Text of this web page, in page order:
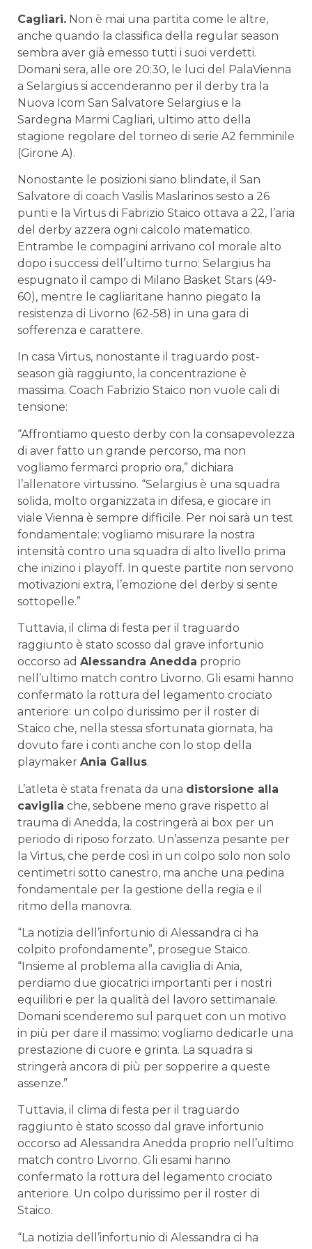
Cagliari. Non è mai una partita come le altre,
anche quando la classifica della regular season
sembra aver già emesso tutti i suoi verdetti.
Domani sera, alle ore 20:30, le luci del PalaVienna
a Selargius si accenderanno per il derby tra la
Nuova Icom San Salvatore Selargius e la
Sardegna Marmi Cagliari, ultimo atto della
stagione regolare del torneo di serie A2 femminile
(Girone A).
Nonostante le posizioni siano blindate, il San
Salvatore di coach Vasilis Maslarinos sesto a 26
punti e la Virtus di Fabrizio Staico ottava a 22, l’aria
del derby azzera ogni calcolo matematico.
Entrambe le compagini arrivano col morale alto
dopo i successi dell’ultimo turno: Selargius ha
espugnato il campo di Milano Basket Stars (49-
60), mentre le cagliaritane hanno piegato la
resistenza di Livorno (62-58) in una gara di
sofferenza e carattere.
In casa Virtus, nonostante il traguardo post-
season già raggiunto, la concentrazione è
massima. Coach Fabrizio Staico non vuole cali di
tensione:
“Affrontiamo questo derby con la consapevolezza
di aver fatto un grande percorso, ma non
vogliamo fermarci proprio ora,” dichiara
l’allenatore virtussino. “Selargius è una squadra
solida, molto organizzata in difesa, e giocare in
viale Vienna è sempre difficile. Per noi sarà un test
fondamentale: vogliamo misurare la nostra
intensità contro una squadra di alto livello prima
che inizino i playoff. In queste partite non servono
motivazioni extra, l’emozione del derby si sente
sottopelle.”
Tuttavia, il clima di festa per il traguardo
raggiunto è stato scosso dal grave infortunio
occorso ad Alessandra Anedda proprio
nell’ultimo match contro Livorno. Gli esami hanno
confermato la rottura del legamento crociato
anteriore: un colpo durissimo per il roster di
Staico che, nella stessa sfortunata giornata, ha
dovuto fare i conti anche con lo stop della
playmaker Ania Gallus.
L’atleta è stata frenata da una distorsione alla
caviglia che, sebbene meno grave rispetto al
trauma di Anedda, la costringerà ai box per un
periodo di riposo forzato. Un’assenza pesante per
la Virtus, che perde così in un colpo solo non solo
centimetri sotto canestro, ma anche una pedina
fondamentale per la gestione della regia e il
ritmo della manovra.
“La notizia dell’infortunio di Alessandra ci ha
colpito profondamente”, prosegue Staico.
“Insieme al problema alla caviglia di Ania,
perdiamo due giocatrici importanti per i nostri
equilibri e per la qualità del lavoro settimanale.
Domani scenderemo sul parquet con un motivo
in più per dare il massimo: vogliamo dedicarle una
prestazione di cuore e grinta. La squadra si
stringerà ancora di più per sopperire a queste
assenze.”
Tuttavia, il clima di festa per il traguardo
raggiunto è stato scosso dal grave infortunio
occorso ad Alessandra Anedda proprio nell’ultimo
match contro Livorno. Gli esami hanno
confermato la rottura del legamento crociato
anteriore. Un colpo durissimo per il roster di
Staico.
“La notizia dell’infortunio di Alessandra ci ha